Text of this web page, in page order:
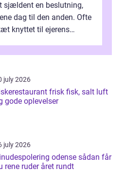
sjældent en beslutning,
dag til den anden. Ofte
knyttet til ejerens
july 2026
frisk fisk, salt luft
gode oplevelser
july 2026
odense sådan får
rene ruder året rundt